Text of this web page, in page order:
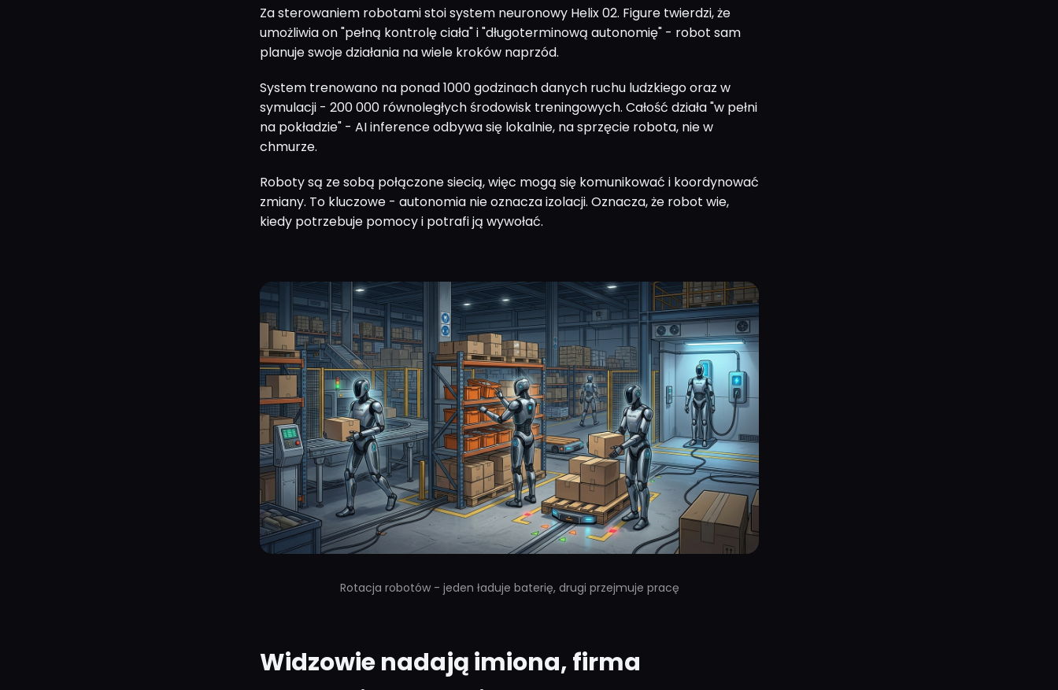
Za sterowaniem robotami stoi system neuronowy Helix 02. Figure twierdzi, że
umożliwia on "pełną kontrolę ciała" i "długoterminową autonomię" - robot sam
planuje swoje działania na wiele kroków naprzód.
System trenowano na ponad 1000 godzinach danych ruchu ludzkiego oraz w
symulacji - 200 000 równoległych środowisk treningowych. Całość działa "w pełni
na pokładzie" - AI inference odbywa się lokalnie, na sprzęcie robota, nie w
chmurze.
Roboty są ze sobą połączone siecią, więc mogą się komunikować i koordynować
zmiany. To kluczowe - autonomia nie oznacza izolacji. Oznacza, że robot wie,
kiedy potrzebuje pomocy i potrafi ją wywołać.
Rotacja robotów - jeden ładuje baterię, drugi przejmuje pracę
Widzowie nadają imiona, firma